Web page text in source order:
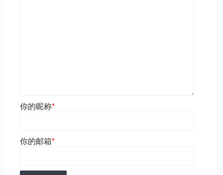
你的昵称*
你的邮箱*